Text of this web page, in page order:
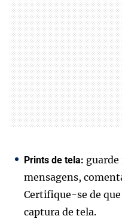
Prints de tela: guarde
mensagens,
Certifique-se de
captura de tela.